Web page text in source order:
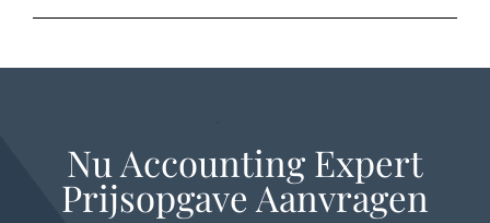
Nu Accounting Expert
Prijsopgave Aanvragen